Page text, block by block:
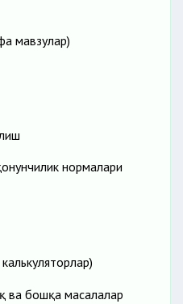
мавзулар)
нормалари
ва бошқа масалалар